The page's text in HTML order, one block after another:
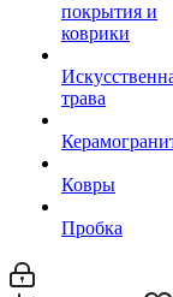
покрытия и
коврики
трава
Ковры
Пробка